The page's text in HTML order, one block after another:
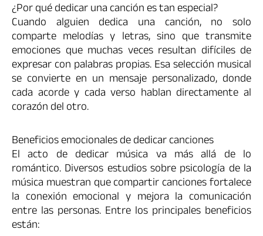
¿Por qué dedicar una canción es tan especial?
Cuando alguien dedica una canción, no solo
comparte melodías y letras, sino que transmite
emociones que muchas veces resultan difíciles de
expresar con palabras propias. Esa selección musical
se convierte en un mensaje personalizado, donde
cada acorde y cada verso hablan directamente al
corazón del otro.
Beneficios emocionales de dedicar canciones
El acto de dedicar música va más allá de lo
romántico. Diversos estudios sobre psicología de la
música muestran que compartir canciones fortalece
la conexión emocional y mejora la comunicación
entre las personas. Entre los principales beneficios
están: